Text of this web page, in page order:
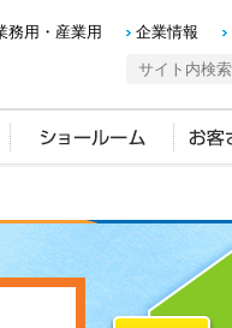
務用・産業用 企業情報